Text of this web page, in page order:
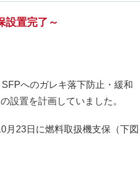
設置完了～
へのガレキ落下防止・緩和
設置を計画していました。
23日に燃料取扱機支保（下図